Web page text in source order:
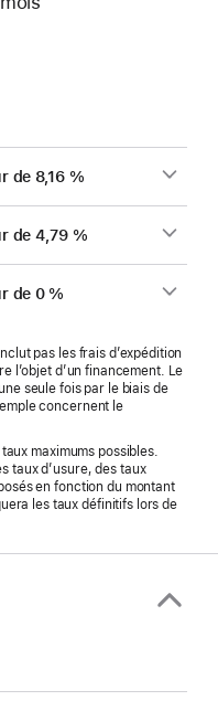
de 8,16 %
de 4,79 %
de 0 %
pas les frais d’expédition
l’objet d’un financement. Le
seule fois par le biais de
concernent le
maximums possibles.
taux d’usure, des taux
en fonction du montant
les taux définitifs lors de